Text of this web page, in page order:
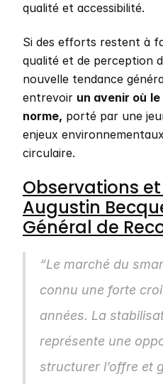
qualité et accessibilité.
Si des efforts restent à
qualité et de perception
nouvelle tendance
entrevoir un avenir où
norme, porté par une
enjeux
circulaire.
Observations
Augustin
Général de
“Le marché du
connu une forte
années. La
représente une
structurer l’offre et